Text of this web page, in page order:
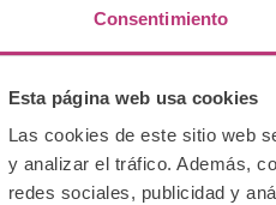
Consentimiento
Esta página web usa cookies
Las cookies de este sitio web
y analizar el tráfico. Además,
redes sociales, publicidad y